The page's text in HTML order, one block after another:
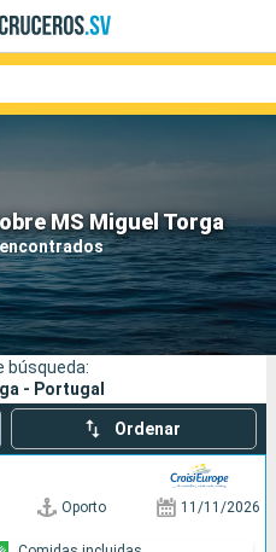
MS Miguel Torga
Compañías
Buscar
búsqueda:
- Portugal
Ordenar
Oporto 11/11/2026